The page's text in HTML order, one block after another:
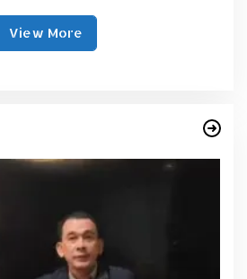
View More